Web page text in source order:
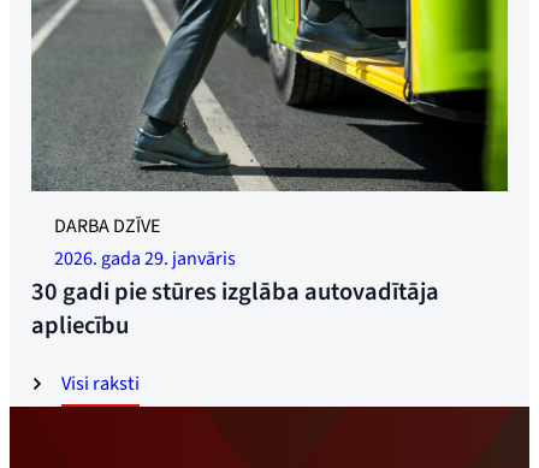
Visi raksti
Ilustratīva fotogrāfija. Foto: Jonass Rūds
DARBA DZĪVE
2026. gada 29. janvāris
30 gadi pie stūres izglāba autovadītāja
apliecību